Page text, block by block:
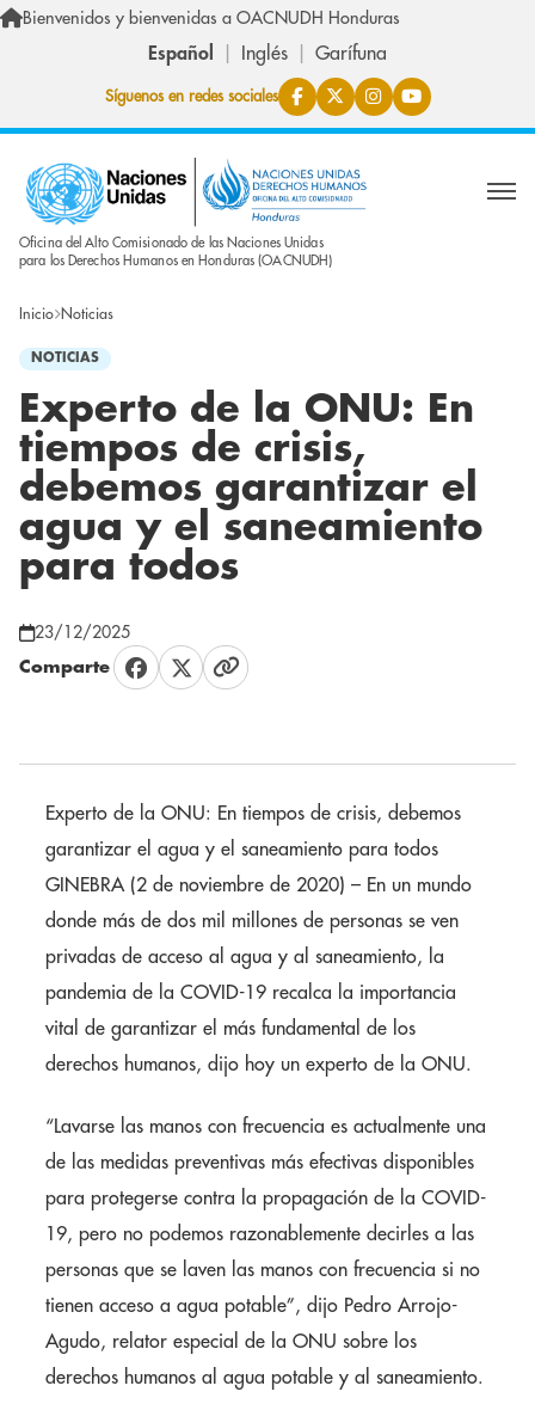
Pasar al contenido principal
Bienvenidos y bienvenidas a OACNUDH Honduras
Español Inglés Garífuna
Síguenos en redes sociales
Oficina del Alto Comisionado de las Naciones Unidas
para los Derechos Humanos en Honduras (OACNUDH)
Inicio Noticias
NOTICIAS
Experto de la ONU: En
tiempos de crisis,
debemos garantizar el
agua y el saneamiento
para todos
23/12/2025
Comparte
Experto de la ONU: En tiempos de crisis, debemos
garantizar el agua y el saneamiento para todos
GINEBRA (2 de noviembre de 2020) – En un mundo
donde más de dos mil millones de personas se ven
privadas de acceso al agua y al saneamiento, la
pandemia de la COVID-19 recalca la importancia
vital de garantizar el más fundamental de los
derechos humanos, dijo hoy un experto de la ONU.
“Lavarse las manos con frecuencia es actualmente una
de las medidas preventivas más efectivas disponibles
para protegerse contra la propagación de la COVID-
19, pero no podemos razonablemente decirles a las
personas que se laven las manos con frecuencia si no
tienen acceso a agua potable”, dijo Pedro Arrojo-
Agudo, relator especial de la ONU sobre los
derechos humanos al agua potable y al saneamiento.